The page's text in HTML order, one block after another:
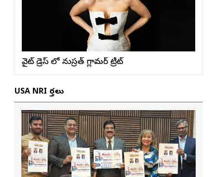
వైట్ డ్రెస్ లో నుస్ర‌త్ గ్లామ‌ర్ ట్రీట్
USA NRI వార్తలు